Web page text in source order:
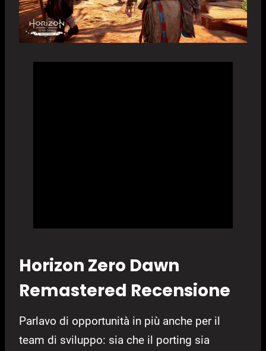
Horizon Zero Dawn
Remastered Recensione
Parlavo di opportunità in più anche per il
team di sviluppo: sia che il porting sia